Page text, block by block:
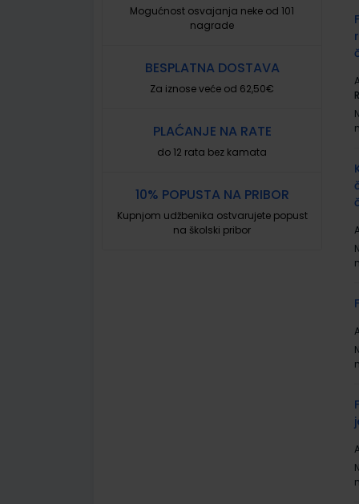
Mogućnost osvajanja neke od 101
nagrade
BESPLATNA DOSTAVA
Za iznose veće od 62,50€
PLAĆANJE NA RATE
do 12 rata bez kamata
10% POPUSTA NA PRIBOR
Kupnjom udžbenika ostvarujete popust
na školski pribor